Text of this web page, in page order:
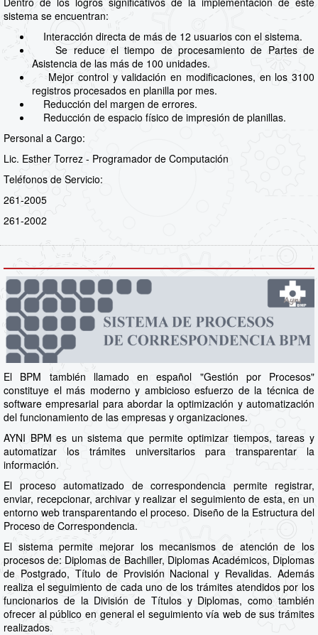
sistema se encuentran:
Interacción directa de más de 12 usuarios con el sistema.
Se reduce el tiempo de procesamiento de Partes de
Asistencia de las más de 100 unidades.
Mejor control y validación en modificaciones, en los 3100
registros procesados en planilla por mes.
Reducción del margen de errores.
Reducción de espacio físico de impresión de planillas.
Personal a Cargo:
Lic. Esther Torrez - Programador de Computación
Teléfonos de Servicio:
261-2005
261-2002
El BPM también llamado en español "Gestión por Procesos"
constituye el más moderno y ambicioso esfuerzo de la técnica de
software empresarial para abordar la optimización y automatización
del funcionamiento de las empresas y organizaciones.
AYNI BPM es un sistema que permite optimizar tiempos, tareas y
automatizar los trámites universitarios para transparentar la
información.
El proceso automatizado de correspondencia permite registrar,
enviar, recepcionar, archivar y realizar el seguimiento de esta, en un
entorno web transparentando el proceso. Diseño de la Estructura del
Proceso de Correspondencia.
El sistema permite mejorar los mecanismos de atención de los
procesos de: Diplomas de Bachiller, Diplomas Académicos, Diplomas
de Postgrado, Título de Provisión Nacional y Revalidas. Además
realiza el seguimiento de cada uno de los trámites atendidos por los
funcionarios de la División de Títulos y Diplomas, como también
ofrecer al público en general el seguimiento vía web de sus trámites
realizados.